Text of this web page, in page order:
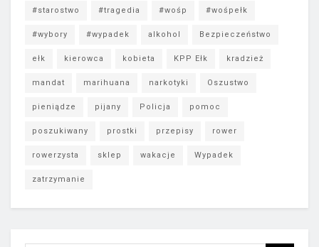
#starostwo #tragedia #wośp #wośpełk
#wybory #wypadek alkohol Bezpieczeństwo
ełk kierowca kobieta KPP Ełk kradzież
mandat marihuana narkotyki Oszustwo
pieniądze pijany Policja pomoc
poszukiwany prostki przepisy rower
rowerzysta sklep wakacje Wypadek
zatrzymanie